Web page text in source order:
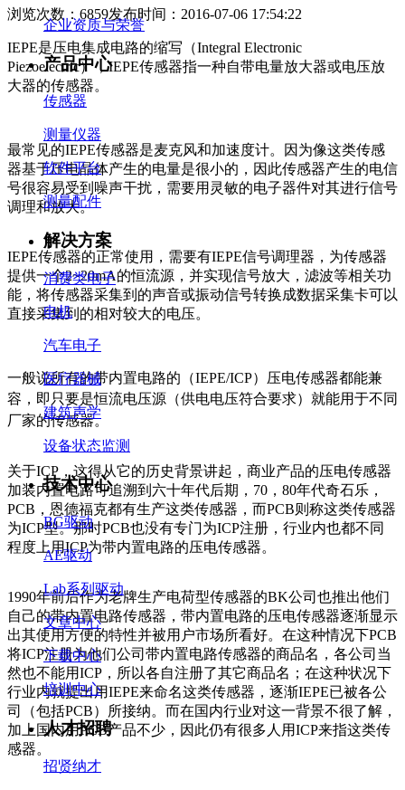
浏览次数：6859发布时间：2016-07-06 17:54:22
IEPE是压电集成电路的缩写（Integral Electronic
Piezoelectric），IEPE传感器指一种自带电量放大器或电压放
大器的传感器。
最常见的IEPE传感器是麦克风和加速度计。因为像这类传感
器基于压电晶体产生的电量是很小的，因此传感器产生的电信
号很容易受到噪声干扰，需要用灵敏的电子器件对其进行信号
调理和放大。
IEPE传感器的正常使用，需要有IEPE信号调理器，为传感器
提供一个2~20mA的恒流源，并实现信号放大，滤波等相关功
能，将传感器采集到的声音或振动信号转换成数据采集卡可以
直接采集到的相对较大的电压。
一般说所有的带内置电路的（IEPE/ICP）压电传感器都能兼
容，即只要是恒流电压源（供电电压符合要求）就能用于不同
厂家的传感器。
关于ICP，这得从它的历史背景讲起，商业产品的压电传感器
加装内置电路可追溯到六十年代后期，70，80年代奇石乐，
PCB，恩德福克都有生产这类传感器，而PCB则称这类传感器
为ICP型。那时PCB也没有专门为ICP注册，行业内也都不同
程度上用ICP为带内置电路的压电传感器。
1990年前后作为老牌生产电荷型传感器的BK公司也推出他们
自己的带内置电路传感器，带内置电路的压电传感器逐渐显示
出其使用方便的特性并被用户市场所看好。在这种情况下PCB
将ICP注册为他们公司带内置电路传感器的商品名，各公司当
然也不能用ICP，所以各自注册了其它商品名；在这种状况下
行业内就提出用IEPE来命名这类传感器，逐渐IEPE已被各公
司（包括PCB）所接纳。而在国内行业对这一背景不很了解，
加上国内用PCB产品不少，因此仍有很多人用ICP来指这类传
感器。
企业资质与荣誉
产品中心
传感器
测量仪器
软件平台
测量配件
解决方案
消费类电子
电机
汽车电子
医疗器械
建筑声学
设备状态监测
技术中心
BG驱动
AE驱动
Lab系列驱动
文章中心
下载中心
培训中心
人才招聘
招贤纳才